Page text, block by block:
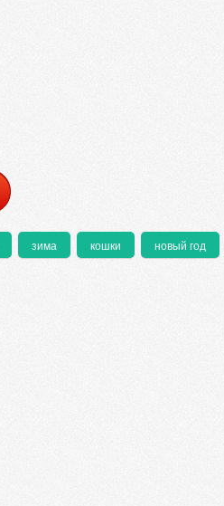
зима кошки новый год